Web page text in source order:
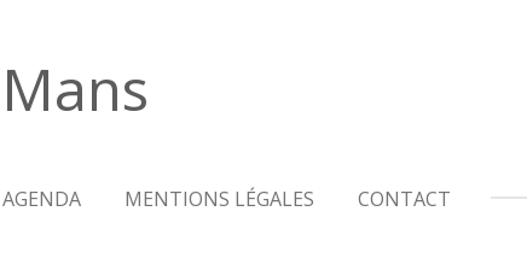
AGENDA MENTIONS LÉGALES CONTACT